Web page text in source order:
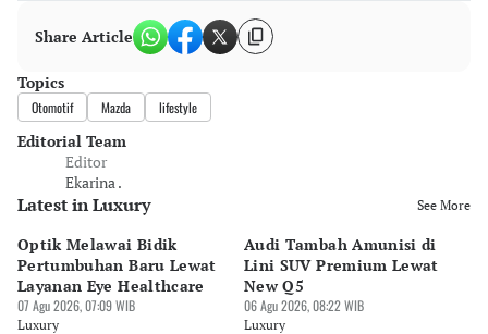
Share Article
Topics
Otomotif Mazda lifestyle
Editorial Team
Editor
Ekarina .
Latest in Luxury See More
Optik Melawai Bidik
Pertumbuhan Baru Lewat
Layanan Eye Healthcare
07 Agu 2026, 07:09 WIB
Luxury
Audi Tambah Amunisi di
Lini SUV Premium Lewat
New Q5
06 Agu 2026, 08:22 WIB
Luxury